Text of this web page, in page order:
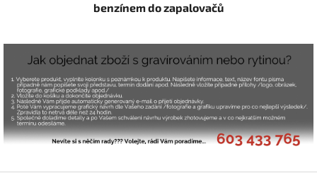
benzínem do zapalovačů